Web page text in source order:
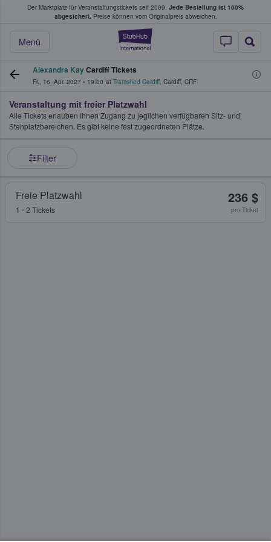
Der Marktplatz für Veranstaltungstickets seit 2009. Jede Bestellung ist 100%
abgesichert. Preise können vom Originalpreis abweichen.
StubHub - Wo
Menü
Tickets kaufen & verkaufen
Alexandra KayCardiff Tickets
Fr., 16. Apr. 2027 • 19:00 at Tramshed Cardiff, Cardiff, CRF
Veranstaltung mit freier Platzwahl
Alle Tickets erlauben Ihnen Zugang zu jeglichen verfügbaren Sitz- und
Stehplatzbereichen. Es gibt keine fest zugeordneten Plätze.
Filter
Freie Platzwahl
1 - 2 Tickets
236 $
pro Ticket